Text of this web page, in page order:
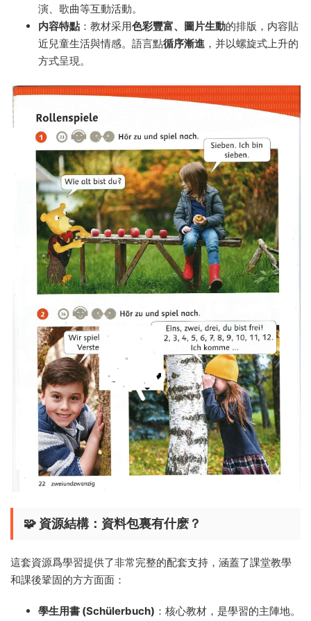
演、歌曲等互動活動。
内容特點 ：教材采用色彩豐富、圖片生動的排版，内容貼
近兒童生活與情感。語言點循序漸進 ，并以螺旋式上升的
方式呈現。
🧩 資源結構：資料包裏有什麽？
這套資源爲學習提供了非常完整的配套支持，涵蓋了課堂教學
和課後鞏固的方方面面：
學生用書 (Schülerbuch) ：核心教材，是學習的主陣地。